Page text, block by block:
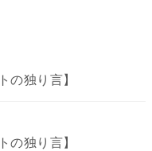
の独り言】
の独り言】